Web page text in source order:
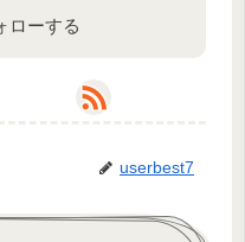
てきてもOKです。
ローする
userbest7